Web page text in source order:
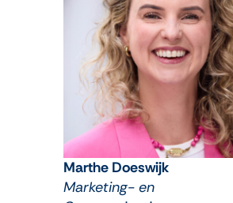
Marthe Doeswijk
Marketing- en